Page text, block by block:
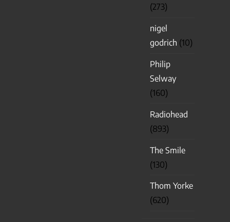
(273)
nigel
godrich (10)
Philip
Selway
(160)
Radiohead
(893)
The Smile
(130)
Thom Yorke
(620)